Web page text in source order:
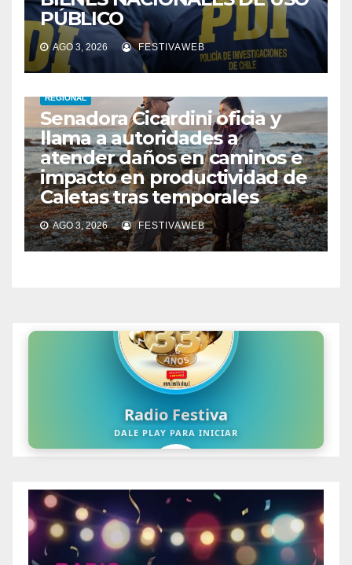
PÚBLICO
AGO 3, 2026 FESTIVAWEB
REGIONAL
Senadora Cicardini oficia y
llama a autoridades a
atender daños en caminos e
impacto en productividad de
Caletas tras temporales
AGO 3, 2026 FESTIVAWEB